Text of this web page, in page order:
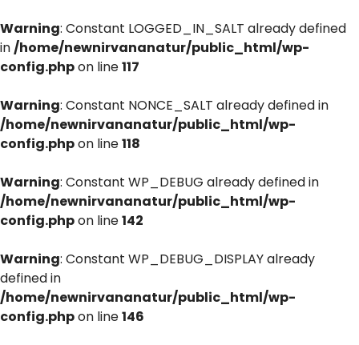
Warning: Constant LOGGED_IN_SALT already defined
in/home/newnirvananatur/public_html/wp-
config.phpon line117
Warning: Constant NONCE_SALT already defined in
/home/newnirvananatur/public_html/wp-
config.phpon line118
Warning: Constant WP_DEBUG already defined in
/home/newnirvananatur/public_html/wp-
config.phpon line142
Warning: Constant WP_DEBUG_DISPLAY already
defined in
/home/newnirvananatur/public_html/wp-
config.phpon line146